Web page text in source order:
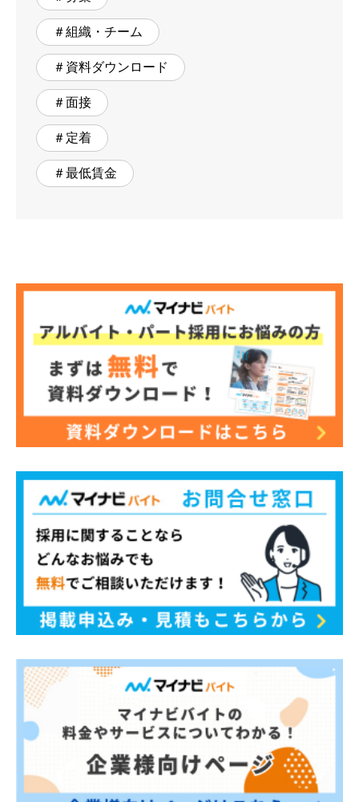
＃組織・チーム
＃資料ダウンロード
＃面接
＃定着
＃最低賃金